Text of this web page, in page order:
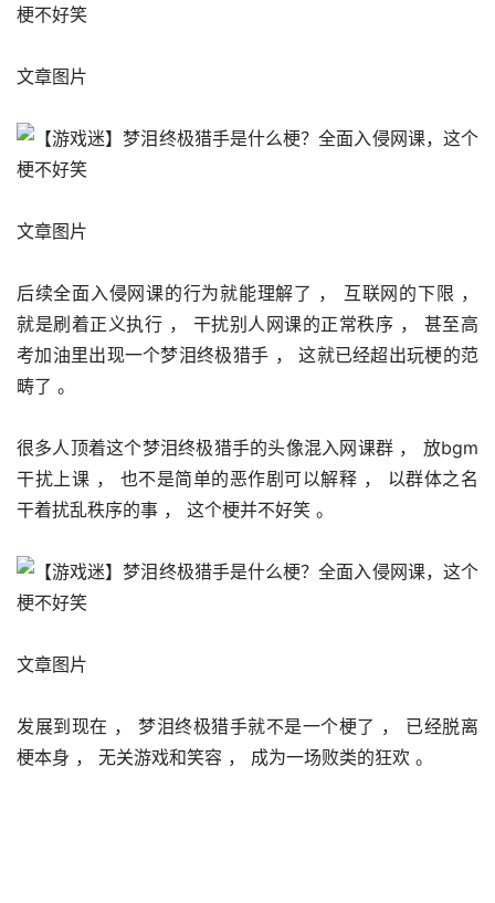
文章图片
文章图片
后续全面入侵网课的行为就能理解了 ， 互联网的下限 ，
就是刷着正义执行 ， 干扰别人网课的正常秩序 ， 甚至高
考加油里出现一个梦泪终极猎手 ， 这就已经超出玩梗的范
畴了 。
很多人顶着这个梦泪终极猎手的头像混入网课群 ， 放bgm
干扰上课 ， 也不是简单的恶作剧可以解释 ， 以群体之名
干着扰乱秩序的事 ， 这个梗并不好笑 。
文章图片
发展到现在 ， 梦泪终极猎手就不是一个梗了 ， 已经脱离
梗本身 ， 无关游戏和笑容 ， 成为一场败类的狂欢 。